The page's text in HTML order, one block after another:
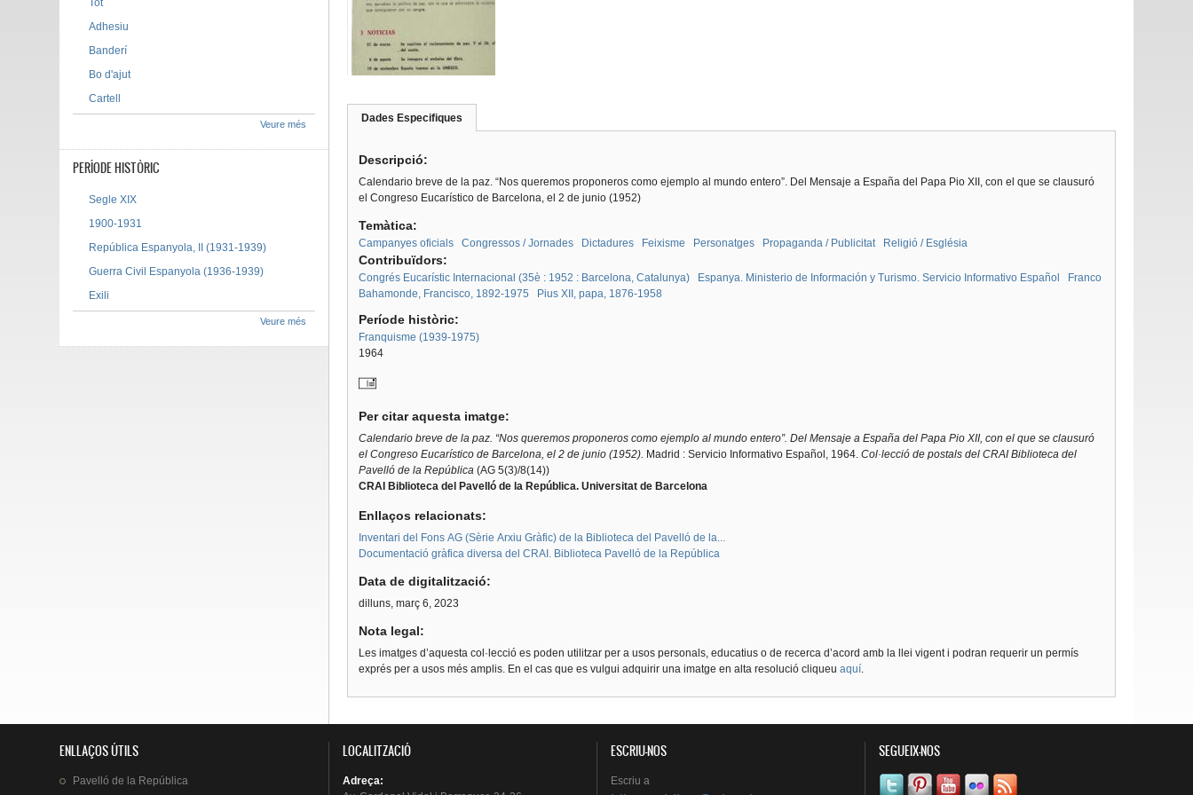
Dades Especifiques
activa)
Descripció:
Calendario breve de la paz. “Nos queremos proponeros como ejemplo al mundo entero”. Del Mensaje a España del Papa Pio XII, con el que se clausuró
el Congreso Eucarístico de Barcelona, el 2 de junio (1952)
Temàtica:
Campanyes oficials Congressos / Jornades Dictadures Feixisme Personatges Propaganda / Publicitat Religió / Església
Contribuïdors:
Congrés Eucarístic Internacional (35è : 1952 : Barcelona, Catalunya) Espanya. Ministerio de Información y Turismo. Servicio Informativo Español
Franco
Bahamonde, Francisco, 1892-1975
Pius XII, papa, 1876-1958
Període històric:
Franquisme (1939-1975)
1964
Per citar aquesta imatge:
Calendario breve de la paz. “Nos queremos proponeros como ejemplo al mundo entero”. Del Mensaje a España del Papa Pio XII, con el que se clausuró
el Congreso Eucarístico de Barcelona, el 2 de junio (1952). Madrid : Servicio Informativo Español, 1964. Col·lecció de postals del CRAI Biblioteca del
Pavelló de la República(AG 5(3)/8(14))
CRAI Biblioteca del Pavelló de la República. Universitat de Barcelona
Enllaços relacionats:
Inventari del Fons AG (Sèrie Arxiu Gràfic) de la Biblioteca del Pavelló de la...
Documentació gràfica diversa del CRAI. Biblioteca Pavelló de la República
Data de digitalització:
dilluns, març 6, 2023
Nota legal:
Les imatges d’aquesta col·lecció es poden utilitzar per a usos personals, educatius o de recerca d’acord amb la llei vigent i podran requerir un permís
exprés per a usos més amplis. En el cas que es vulgui adquirir una imatge en alta resolució cliqueu aquí.
Tot
Adhesiu
Banderí
Bo d'ajut
Cartell
Veure més
PERÍODE HISTÒRIC
Segle XIX
1900-1931
República Espanyola, II (1931-1939)
Guerra Civil Espanyola (1936-1939)
Exili
Veure més
ENLLAÇOS ÚTILS
Pavelló de la República
LOCALITZACIÓ
Adreça:
ESCRIU-NOS
Escriu a
SEGUEIX-NOS